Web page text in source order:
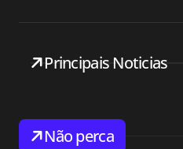
Principais Noticias
Não perca